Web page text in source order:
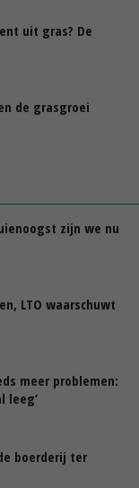
uit gras? De
de grasgroei
zijn we nu
LTO waarschuwt
meer problemen:
leeg’
boerderij ter